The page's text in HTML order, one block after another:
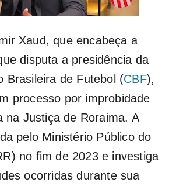
Xaud, que encabeça a
disputa a presidência da
Brasileira de Futebol (CBF),
processo por improbidade
na Justiça de Roraima. A
pelo Ministério Público do
no fim de 2023 e investiga
ocorridas durante sua